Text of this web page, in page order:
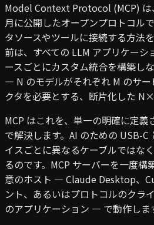
Model Context Protocol (MCP)
月に公開したオープンプロトコル
タソースやツールに接続する方法
前は、すべての LLM アプリケーシ
ースごとにカスタム統合を構築し
— N のモデルがそれぞれ M のサ
クタを必要とする、断片化した
MCP はこれを、単一の明確に定義
で解決します。AI のための USB-
イスごとに異なるケーブルではな
るのです。MCP サーバーを一度構
意のホスト — Claude Desktop、
ント、あるいはプロトコルのクラ
のアプリケーション — で動作しま